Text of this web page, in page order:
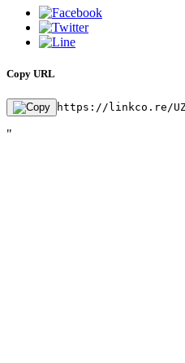
Copy URL
https://linkco.re/
"